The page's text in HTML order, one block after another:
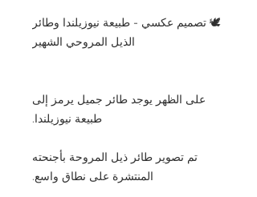
🕊️ تصميم عكسي - طبيعة نيوزيلندا وطائر
الذيل المروحي الشهير
على الظهر يوجد طائر جميل يرمز إلى
طبيعة نيوزيلندا.
تم تصوير طائر ذيل المروحة بأجنحته
المنتشرة على نطاق واسع.